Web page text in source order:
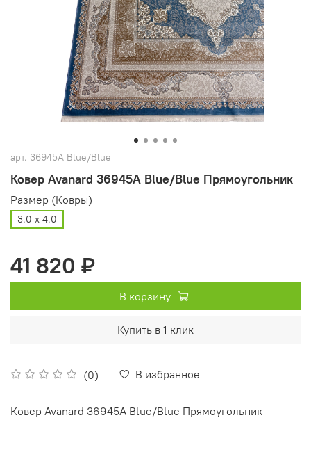
арт. 36945A Blue/Blue
Ковер Avanard 36945A Blue/Blue Прямоугольник
(0) В избранное
Размер (Ковры)
3.0 х 4.0
41 820 ₽
В корзину
Купить в 1 клик
Ковер Avanard 36945A Blue/Blue Прямоугольник